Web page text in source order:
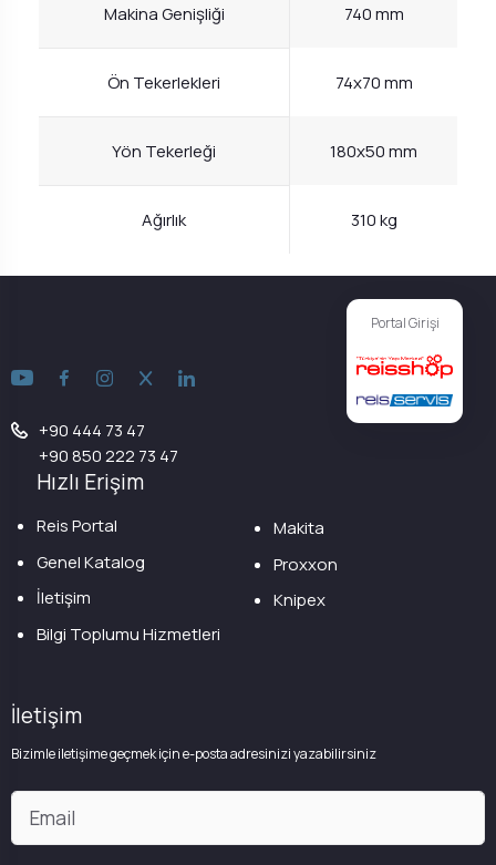
Makina Genişliği 740 mm
Ön Tekerlekleri 74x70 mm
Yön Tekerleği 180x50 mm
Ağırlık 310 kg
Portal Girişi
+90 444 73 47
+90 850 222 73 47
Hızlı Erişim
Reis Portal
Genel Katalog
İletişim
Bilgi Toplumu Hizmetleri
Makita
Proxxon
Knipex
İletişim
Bizimle iletişime geçmek için e-posta adresinizi yazabilirsiniz